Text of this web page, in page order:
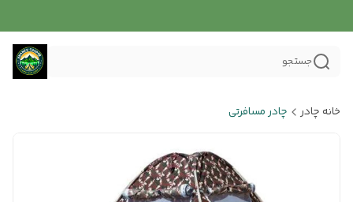
جستجو
خانه چادر چادر مسافرتی